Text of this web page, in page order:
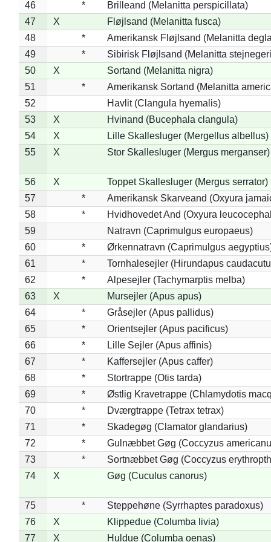
46 *
Brilleand (Melanitta perspicillata)
47
X
Fløjlsand (Melanitta fusca)
48
*
Amerikansk Fløjlsand (Melanitta
49
*
Sibirisk Fløjlsand (Melanitta
50
X
Sortand (Melanitta nigra)
51
*
Amerikansk Sortand (Melanitta
52
Havlit (Clangula hyemalis)
53
X
Hvinand (Bucephala clangula)
54
X
Lille Skallesluger (Mergellus albellus)
55
X Stor Skallesluger (Mergus merganser)
56 X
Toppet Skallesluger (Mergus serrator)
57
*
Amerikansk Skarveand (Oxyura
58
*
Hvidhovedet And (Oxyura
59
Natravn (Caprimulgus europaeus)
60
*
Ørkennatravn (Caprimulgus
61
*
Tornhalesejler (Hirundapus
62
*
Alpesejler (Tachymarptis melba)
63
X
Mursejler (Apus apus)
64
*
Gråsejler (Apus pallidus)
65
*
Orientsejler (Apus pacificus)
66
*
Lille Sejler (Apus affinis)
67
*
Kaffersejler (Apus caffer)
68
*
Stortrappe (Otis tarda)
69
*
Østlig Kravetrappe (Chlamydotis
70
*
Dværgtrappe (Tetrax tetrax)
71
*
Skadegøg (Clamator glandarius)
72
*
Gulnæbbet Gøg (Coccyzus
73
*
Sortnæbbet Gøg (Coccyzus
74
X Gøg (Cuculus canorus)
75 *
Steppehøne (Syrrhaptes paradoxus)
76
X
Klippedue (Columba livia)
77
X Huldue (Columba oenas)